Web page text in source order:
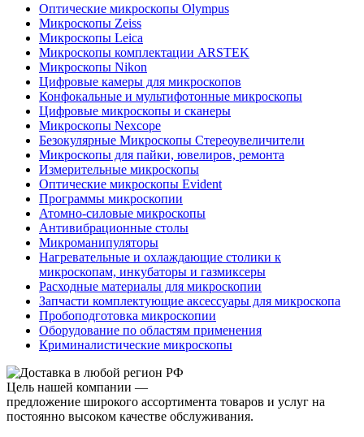
Оптические микроскопы Olympus
Микроскопы Zeiss
Микроскопы Leica
Микроскопы комплектации ARSTEK
Микроскопы Nikon
Цифровые камеры для микроскопов
Конфокальные и мультифотонные микроскопы
Цифровые микроскопы и сканеры
Микроскопы Nexcope
Безокулярные Микроскопы Стереоувеличители
Микроскопы для пайки, ювелиров, ремонта
Измерительные микроскопы
Оптические микроскопы Evident
Программы микроскопии
Атомно-силовые микроскопы
Антивибрационные столы
Микроманипуляторы
Нагревательные и охлаждающие столики к
микроскопам, инкубаторы и газмиксеры
Расходные материалы для микроскопии
Запчасти комплектующие аксессуары для микроскопа
Пробоподготовка микроскопии
Оборудование по областям применения
Криминалистические микроскопы
Цель нашей компании —
предложение широкого ассортимента товаров и услуг на
постоянно высоком качестве обслуживания.